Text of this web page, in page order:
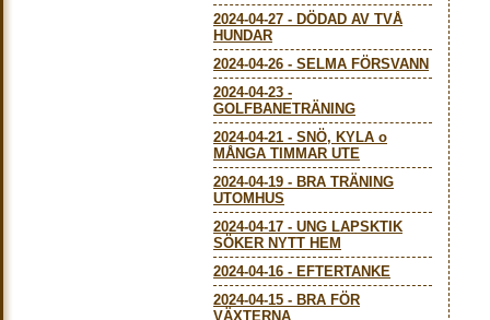
2024-04-27 - DÖDAD AV TVÅ
HUNDAR
2024-04-26 - SELMA FÖRSVANN
2024-04-23 -
GOLFBANETRÄNING
2024-04-21 - SNÖ, KYLA o
MÅNGA TIMMAR UTE
2024-04-19 - BRA TRÄNING
UTOMHUS
2024-04-17 - UNG LAPSKTIK
SÖKER NYTT HEM
2024-04-16 - EFTERTANKE
2024-04-15 - BRA FÖR
VÄXTERNA